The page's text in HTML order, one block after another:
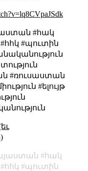
#հակ
#հհկ #պուտին
#ռուսաստան
#ելույթ
հակ
հհկ
պուտին